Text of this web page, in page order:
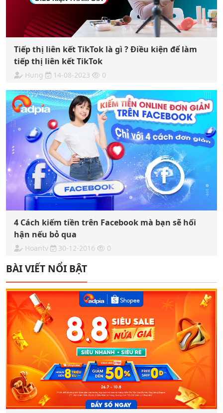
Tiếp thị liên kết TikTok là gì ? Điều kiện để làm
tiếp thị liên kết TikTok
Hung 14-08-2023 0
4 Cách kiếm tiền trên Facebook mà bạn sẽ hối
hận nếu bỏ qua
Hoantv 30-12-2016 0
BÀI VIẾT NỔI BẬT